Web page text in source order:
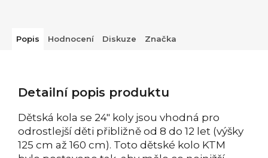
Popis Hodnocení Diskuze Značka
Detailní popis produktu
Dětská kola se 24" koly jsou vhodná pro
odrostlejší děti přibližně od 8 do 12 let (výšky
125 cm až 160 cm). Toto dětské kolo KTM